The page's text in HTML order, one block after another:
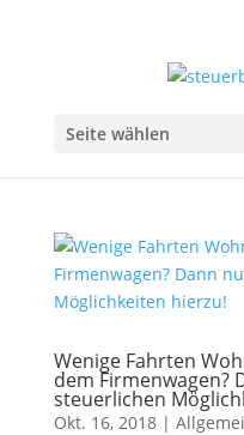
Seite wählen
Wenige Fahrten
dem Firmenwagen?
steuerlichen
Okt. 16, 2018|